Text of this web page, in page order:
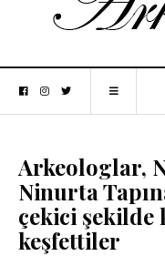
Arkeologlar,
Ninurta
çekici şekilde
keşfettiler